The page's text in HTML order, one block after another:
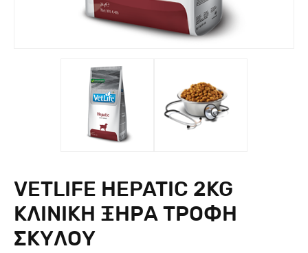
VETLIFE HEPATIC 2KG
ΚΛΙΝΙΚΗ ΞΗΡΑ ΤΡΟΦΗ
ΣΚΥΛΟΥ